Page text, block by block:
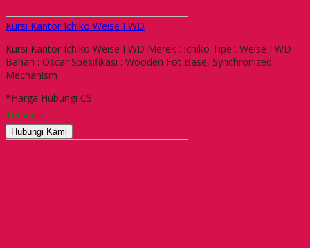
Kursi Kantor Ichiko Weise I WD
Kursi Kantor Ichiko Weise I WD Merek : Ichiko Tipe : Weise I WD
Bahan : Oscar Spesifikasi : Wooden Fot Base, Synchronized
Mechanism
*Harga Hubungi CS
Tersedia
Hubungi Kami